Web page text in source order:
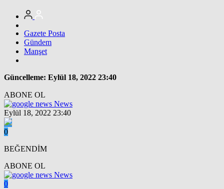
Gazete Posta
Gündem
Manşet
Güncelleme: Eylül 18, 2022 23:40
ABONE OL
News
Eylül 18, 2022 23:40
0
BEĞENDİM
ABONE OL
News
0